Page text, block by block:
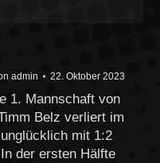
admin 22. Oktober 2023
1. Mannschaft von
Belz verliert im
mit 1:2
der ersten Hälfte